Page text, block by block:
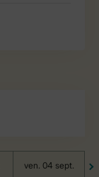
ven. 04 sept.